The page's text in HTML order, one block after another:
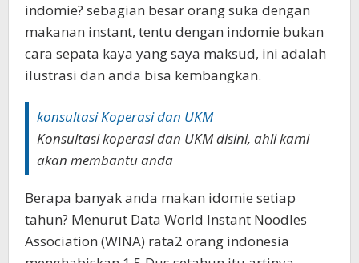
indomie? sebagian besar orang suka dengan
makanan instant, tentu dengan indomie bukan
cara sepata kaya yang saya maksud, ini adalah
ilustrasi dan anda bisa kembangkan.
konsultasi Koperasi dan UKM
Konsultasi koperasi dan UKM disini, ahli kami
akan membantu anda
Berapa banyak anda makan idomie setiap
tahun? Menurut Data World Instant Noodles
Association (WINA) rata2 orang indonesia